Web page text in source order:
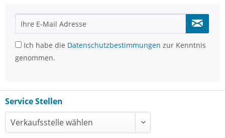
Ich habe die Datenschutzbestimmungen zur Kenntnis
genommen.
Service Stellen